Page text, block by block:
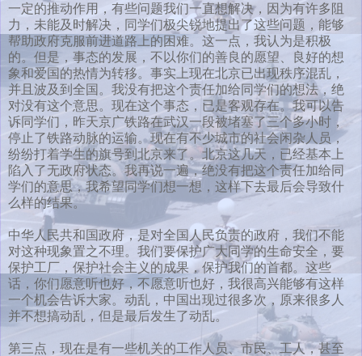
一定的推动作用，有些问题我们一直想解决，因为有许多阻
力，未能及时解决，同学们极尖锐地提出了这些问题，能够
帮助政府克服前进道路上的困难。这一点，我认为是积极
的。但是，事态的发展，不以你们的善良的愿望、良好的想
象和爱国的热情为转移。事实上现在北京已出现秩序混乱，
并且波及到全国。我没有把这个责任加给同学们的想法，绝
对没有这个意思。现在这个事态，已是客观存在。我可以告
诉同学们，昨天京广铁路在武汉一段被堵塞了三个多小时，
停止了铁路动脉的运输。现在有不少城市的社会闲杂人员，
纷纷打着学生的旗号到北京来了。北京这几天，已经基本上
陷入了无政府状态。我再说一遍，绝没有把这个责任加给同
学们的意思，我希望同学们想一想，这样下去最后会导致什
么样的结果。
中华人民共和国政府，是对全国人民负责的政府，我们不能
对这种现象置之不理。我们要保护广大同学的生命安全，要
保护工厂，保护社会主义的成果，保护我们的首都。这些
话，你们愿意听也好，不愿意听也好，我很高兴能够有这样
一个机会告诉大家。动乱，中国出现过很多次，原来很多人
并不想搞动乱，但是最后发生了动乱。
第三点，现在是有一些机关的工作人员、市民、工人，甚至